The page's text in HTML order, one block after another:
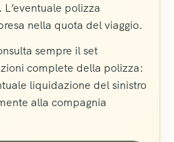
polizza
nella quota del viaggio.
sempre il set
complete della polizza:
liquidazione del sinistro
alla compagnia